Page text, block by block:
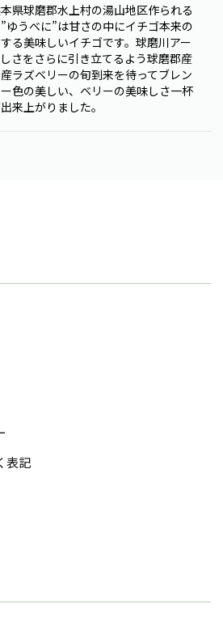
県球磨郡水上村の湯山地区作られる
ゆうべに”は甘さの中にイチゴ本来の
る美味しいイチゴです。球磨川アー
さをさらに引き立てるよう球磨郡産
ラズベリーの旬到来を待ってブレン
色の美しい、ベリーの美味しさ一杯
来上がりました。
表記